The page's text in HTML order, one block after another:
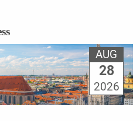
AUG
28
2026